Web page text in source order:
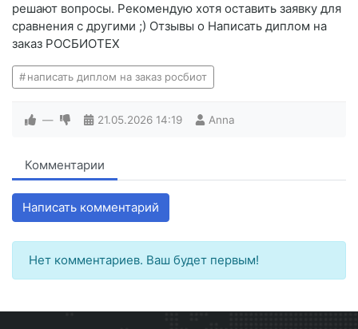
решают вопросы. Рекомендую хотя оставить заявку для
сравнения с другими ;) Отзывы о Написать диплом на
заказ РОСБИОТЕХ
написать диплом на заказ росбиот
— 21.05.2026 14:19 Anna
Комментарии
Написать комментарий
Нет комментариев. Ваш будет первым!